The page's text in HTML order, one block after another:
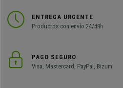
ENTREGA URGENTE
Productos con envío 24/48h
PAGO SEGURO
Visa, Mastercard, PayPal, Bizum